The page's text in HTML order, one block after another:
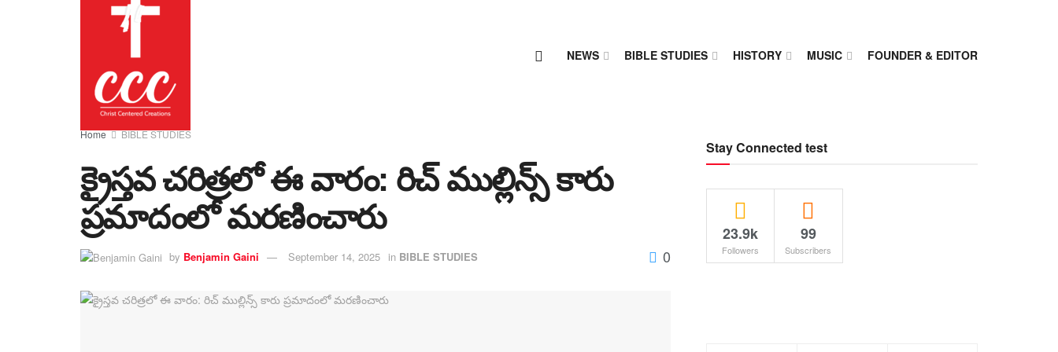
NEWS BIBLE STUDIES HISTORY MUSIC FOUNDER & EDITOR
Home BIBLE STUDIES
క్రైస్తవ చరిత్రలో ఈ వారం: రిచ్ ముల్లిన్స్ కారు
ప్రమాదంలో మరణించారు
by Benjamin Gaini September 14, 2025 in BIBLE STUDIES 0
Stay Connected test
23.9k
Followers
99
Subscribers